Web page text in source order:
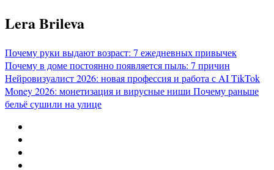
Перейти
к
Lera Brileva
Почему руки выдают возраст: 7 ежедневных привычек
Почему в доме постоянно появляется пыль: 7 причин
Нейровизуалист 2026: новая профессия и работа с AITikTok
Money 2026: монетизация и вирусные ниши Почему раньше
бельё сушили на улице